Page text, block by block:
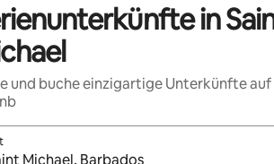
in
und buche einzigartige Unterkünfte auf
Ergebnisse verfügbar sind, navigiere mit